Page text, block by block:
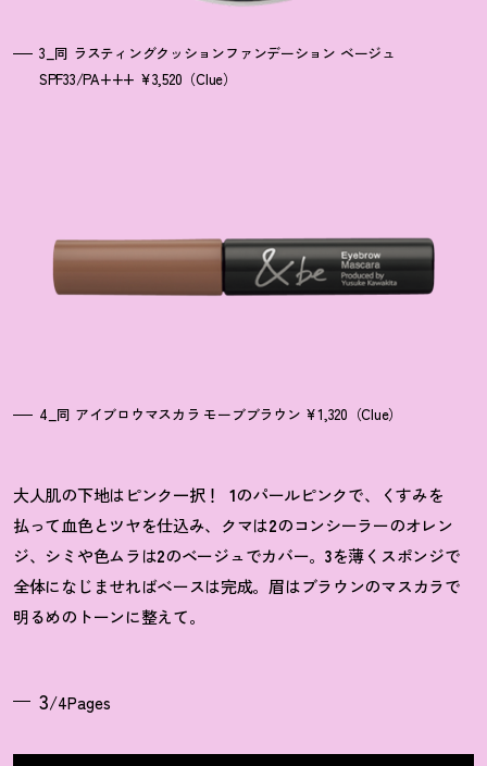
3_同 ラスティングクッションファンデーション ベージュ
SPF33/PA+++ ¥3,520（Clue）
4_同 アイブロウマスカラ モーブブラウン ¥1,320（Clue）
大人肌の下地はピンク一択！ 1のパールピンクで、くすみを
払って血色とツヤを仕込み、クマは2のコンシーラーのオレン
ジ、シミや色ムラは2のベージュでカバー。3を薄くスポンジで
全体になじませればベースは完成。眉はブラウンのマスカラで
明るめのトーンに整えて。
3/4Pages